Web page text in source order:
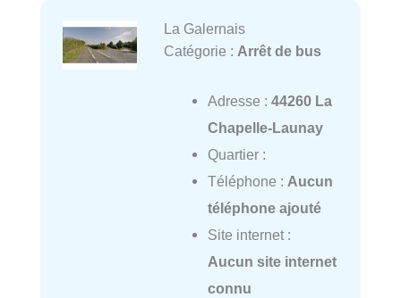
La Galernais
Catégorie : Arrêt de bus
Adresse : 44260 La
Chapelle-Launay
Quartier :
Téléphone : Aucun
téléphone ajouté
Site internet :
Aucun site internet
connu